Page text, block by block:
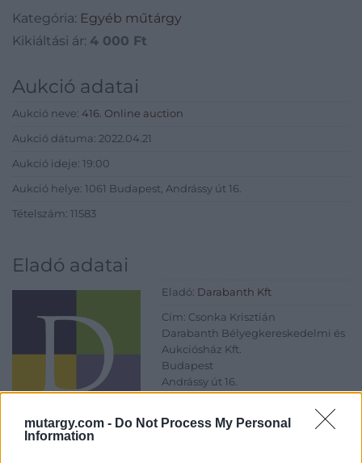
mutargy.com - Do Not Process My Personal
Information
Kategória: Egyéb műtárgy
Kikiáltási ár: 4 000 Ft
Aukció adatai
Aukció neve: 416. Online auction
Aukció dátuma: 2022.04.21
Aukció ideje: 19:00
Aukció helye: 1061 Budapest, Andrássy út 16.
Tételszám: 11583
Eladó adatai
Eladó: Darabanth Kft
Cím: Csonka Krisztián
Darabanth Bélyegkereskedelmi és
Aukciósház Kft.
Budapest
Andrássy út 16.
Telefon: 317-4757, 266-4154, 318-